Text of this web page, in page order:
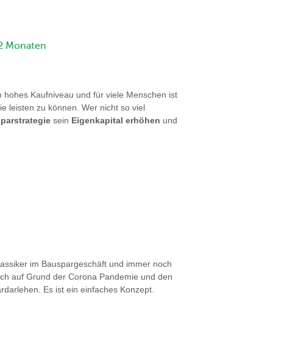
Monaten
Kaufniveau und für viele Menschen ist
leisten zu können. Wer nicht so viel
sein Eigenkapital erhöhen und
im Bauspargeschäft und immer noch
auf Grund der Corona Pandemie und den
Es ist ein einfaches Konzept.